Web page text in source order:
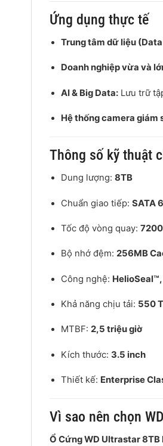
Ứng dụng thực tế
Trung tâm dữ liệu
Doanh nghiệp vừa và
AI & Big Data: Lưu trữ
Hệ thống camera giám
Thông số kỹ thuật
Dung lượng:8TB
Chuẩn giao tiếp:SATA
Tốc độ vòng quay:
Bộ nhớ đệm:256MB
Công nghệ:
Khả năng chịu tải: 550
MTBF:2,5 triệu giờ
Kích thước: 3.5 inch
Thiết kế: Enterprise
Vì sao nên chọn
Ổ Cứng WD Ultrastar